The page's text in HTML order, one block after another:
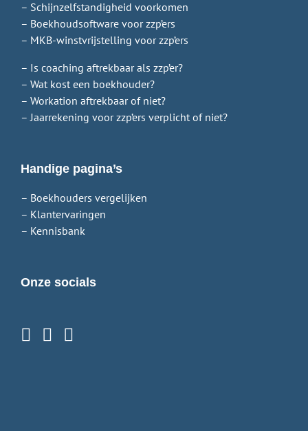
– Schijnzelfstandigheid voorkomen
– Boekhoudsoftware voor zzp’ers
– MKB-winstvrijstelling voor zzp’ers
– Is coaching aftrekbaar als zzp’er?
– Wat kost een boekhouder?
– Workation aftrekbaar of niet?
– Jaarrekening voor zzp’ers verplicht of niet?
Handige pagina’s
– Boekhouders vergelijken
– Klantervaringen
– Kennisbank
Onze socials